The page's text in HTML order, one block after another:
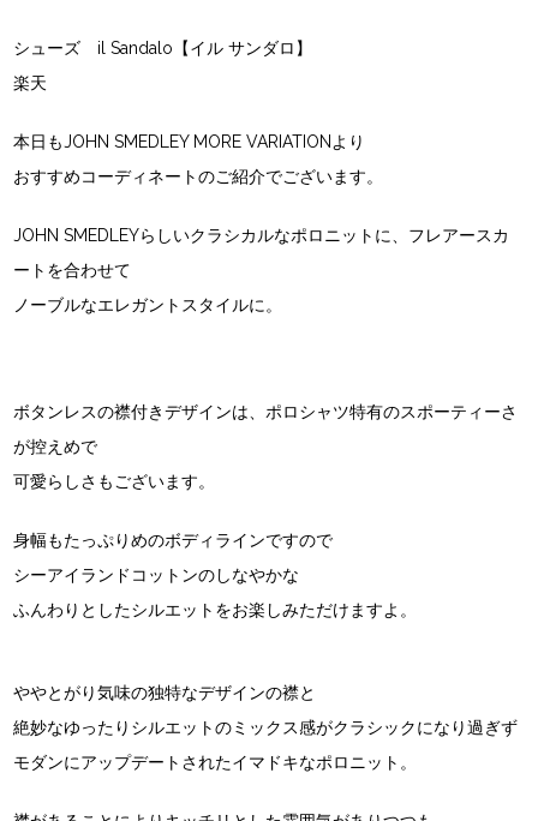
シューズ il Sandalo【イル サンダロ】
楽天
本日もJOHN SMEDLEY MORE VARIATIONより
おすすめコーディネートのご紹介でございます。
JOHN SMEDLEYらしいクラシカルなポロニットに、フレアースカ
ートを合わせて
ノーブルなエレガントスタイルに。
ボタンレスの襟付きデザインは、ポロシャツ特有のスポーティーさ
が控えめで
可愛らしさもございます。
身幅もたっぷりめのボディラインですので
シーアイランドコットンのしなやかな
ふんわりとしたシルエットをお楽しみただけますよ。
ややとがり気味の独特なデザインの襟と
絶妙なゆったりシルエットのミックス感がクラシックになり過ぎず
モダンにアップデートされたイマドキなポロニット。